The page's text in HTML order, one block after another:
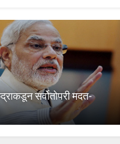
सर्वोतोपरी मदत-